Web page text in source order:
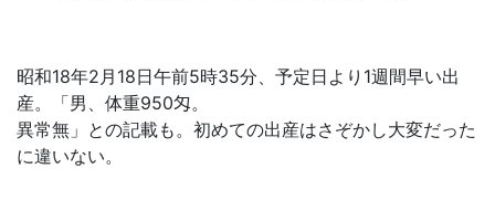
昭和18年2月18日午前5時35分、予定日より1週間早い出
産。「男、体重950匁。
異常無」との記載も。初めての出産はさぞかし大変だった
に違いない。